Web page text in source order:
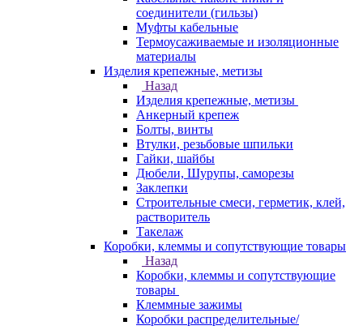
соединители (гильзы)
Муфты кабельные
Термоусаживаемые и изоляционные
материалы
Изделия крепежные, метизы
Назад
Изделия крепежные, метизы
Анкерный крепеж
Болты, винты
Втулки, резьбовые шпильки
Гайки, шайбы
Дюбели, Шурупы, саморезы
Заклепки
Строительные смеси, герметик, клей,
растворитель
Такелаж
Коробки, клеммы и сопутствующие товары
Назад
Коробки, клеммы и сопутствующие
товары
Клеммные зажимы
Коробки распределительные/